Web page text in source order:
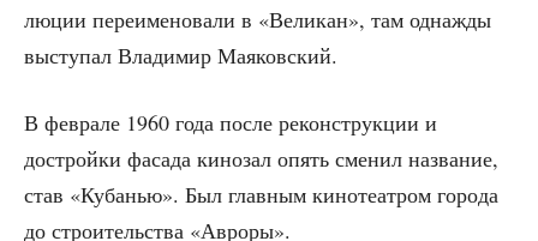
лю­ции пере­име­но­ва­ли в «Вели­кан», там одна­жды
высту­пал Вла­димир Мая­ков­ский.
В фев­ра­ле 1960 года после рекон­струк­ции и
дострой­ки фаса­да кино­зал опять сме­нил назва­ние,
став «Куба­нью». Был глав­ным кино­те­ат­ром горо­да
до стро­и­тель­ства «Авро­ры».